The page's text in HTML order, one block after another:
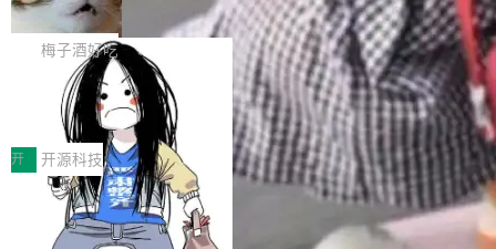
但对于金融、能源、医疗等对数据安全要求较...
Token花在哪里、算力是否被充分利用，以及持
续增长的AI成本该如何优化。 深信服AI算力网关
正是围绕这些实际问题，从Token治理和成本治
理两个方面，让用户的每一份算力都看得清、管
得住、用得稳、省得下、更安全！ 一、从现在开
始，Token使用一目...
不是一个人走。一同离开的还有 Sanjay Ghema
wat（Google 员工编号 23，Jeff Dean 二十多
年的编程搭档，MapReduce 和 Bigtable 的共同
作者）、Quoc Le（Google 大脑核心成员，Se
q2Seq 和 DocAI 的共同发明人）以及 Oriol Vin
yals（Gemini 联合负责人，AlphaSta...
字体可调、22 种语言、记忆搜索增强
打开终端就能上岗的全中文编码智能体，这一轮
把「看得清、用母语、记得住」三件事一次补
齐。 SolonCode 是什么 SolonCode 是杭州无
耳科技研发的企业级终端编码智能体——一位全
中文驱动的数字员工，自主理解需求、规划步
骤、编写代码。不挑模型、不挑平台，curl 一行
装完即用。 开源地址：Gitee · GitCode · GitHu
b 安装 支持 Java 8+（8~26）、macOS / Linu
x / Windows / Harmony PC。 # macOS / Linu
梅子酒好吃
让“代码语义理解”深度释放AI Coding
价值潜能：华为云码道（CodeArts）
代码仓技术解析
一、代码仓深度理解技术的作用与价值 在软件工
程实践中，代码仓是企业核心知识资产的主要载
体。企业级代码仓库通常包含数十万乃至数百万
个文件，其规模远超单次模型调用可承载的上下
文窗口。随着项目规模的持续扩张与代码历史的
开 开源科技
一条“删库”命令跑 17 小时，算法工程
师删光 89TB 数据只为干私活
最高人民检察院8月4日公布了一起案件：北京一